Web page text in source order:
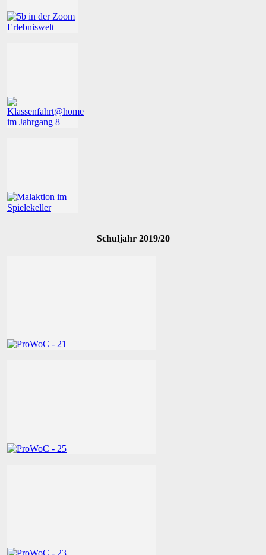
Schuljahr 2019/20